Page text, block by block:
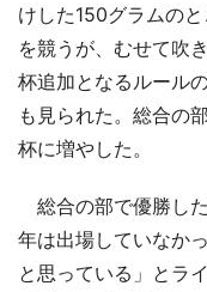
けした150グラムの
を競うが、むせて吹
杯追加となるルール
も見られた。総合の
杯に増やした。
総合の部で優勝し
年は出場していなか
と思っている」とラ